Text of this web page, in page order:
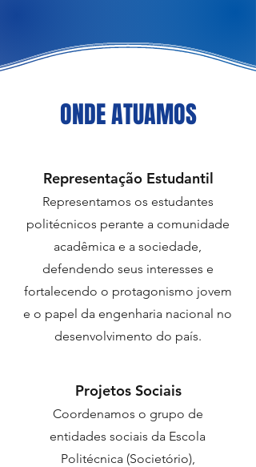
ONDE ATUAMOS
Representação Estudantil
Representamos os estudantes
politécnicos perante a comunidade
acadêmica e a sociedade,
defendendo seus interesses e
fortalecendo o protagonismo jovem
e o papel da engenharia nacional no
desenvolvimento do país.
Projetos Sociais
Coordenamos o grupo de
entidades sociais da Escola
Politécnica (Societório),